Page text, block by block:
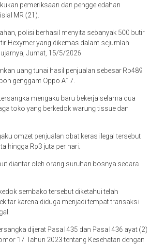
pemeriksaan dan penggeledahan
MR (21).
polisi berhasil menyita sebanyak 500 butir
Hexymer yang dikemas dalam sejumlah
ujarnya, Jumat, 15/5/2026
uang tunai hasil penjualan sebesar Rp489
genggam Oppo A17.
mengaku baru bekerja selama dua
toko yang berkedok warung tissue dan
omzet penjualan obat keras ilegal tersebut
hingga Rp3 juta per hari.
diantar oleh orang suruhan bosnya secara
sembako tersebut diketahui telah
karena diduga menjadi tempat transaksi
dijerat Pasal 435 dan Pasal 436 ayat (2)
17 Tahun 2023 tentang Kesehatan dengan